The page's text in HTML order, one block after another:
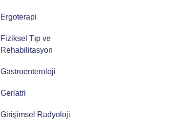
Ergoterapi
Fiziksel Tıp ve
Rehabilitasyon
Gastroenteroloji
Geriatri
Girişimsel Radyoloji